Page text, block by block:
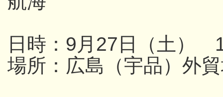
日時：9月27日（土）
場所：広島（宇品）外